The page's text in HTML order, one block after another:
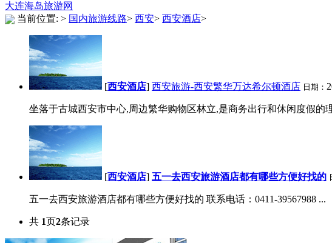
大连海岛旅游网
当前位置: > 国内旅游线路> 西安> 西安酒店>
[西安酒店] 西安旅游-西安繁华万达希尔顿酒店 日期：
坐落于古城西安市中心,周边繁华购物区林立,是商务出行和休闲度假
[西安酒店] 五一去西安旅游酒店都有哪些方便好找的
五一去西安旅游酒店都有哪些方便好找的 联系电话：0411-39567988 ...
共 1页2条记录